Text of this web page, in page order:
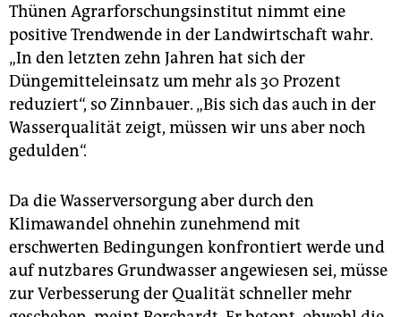
Thünen Agrarforschungsinstitut nimmt eine
positive Trendwende in der Landwirtschaft wahr.
„In den letzten zehn Jahren hat sich der
Düngemitteleinsatz um mehr als 30 Prozent
reduziert“, so Zinnbauer. „Bis sich das auch in der
Wasserqualität zeigt, müssen wir uns aber noch
gedulden“.
Da die Wasserversorgung aber durch den
Klimawandel ohnehin zunehmend mit
erschwerten Bedingungen konfrontiert werde und
auf nutzbares Grundwasser angewiesen sei, müsse
zur Verbesserung der Qualität schneller mehr